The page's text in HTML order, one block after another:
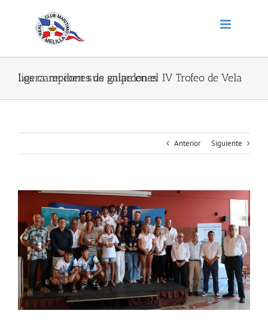
Los campeones de snipe en el IV Trofeo de Vela ligera reciben sus galardones
Anterior Siguiente
Ver
imagen
más
grande